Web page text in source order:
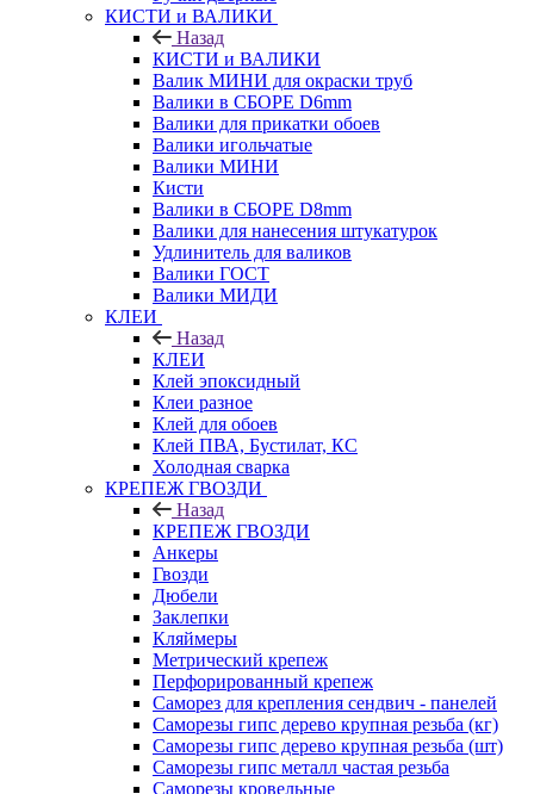
КИСТИ и ВАЛИКИ
Назад
КИСТИ и ВАЛИКИ
Валик МИНИ для окраски труб
Валики в СБОРЕ D6mm
Валики для прикатки обоев
Валики игольчатые
Валики МИНИ
Кисти
Валики в СБОРЕ D8mm
Валики для нанесения штукатурок
Удлинитель для валиков
Валики ГОСТ
Валики МИДИ
КЛЕИ
Назад
КЛЕИ
Клей эпоксидный
Клеи разное
Клей для обоев
Клей ПВА, Бустилат, КС
Холодная сварка
КРЕПЕЖ ГВОЗДИ
Назад
КРЕПЕЖ ГВОЗДИ
Анкеры
Гвозди
Дюбели
Заклепки
Кляймеры
Метрический крепеж
Перфорированный крепеж
Саморез для крепления сендвич - панелей
Саморезы гипс дерево крупная резьба (кг)
Саморезы гипс дерево крупная резьба (шт)
Саморезы гипс металл частая резьба
Саморезы кровельные